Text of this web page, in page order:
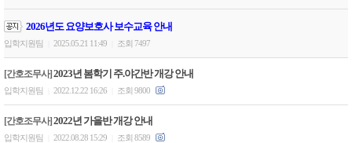
2026년도 요양보호사 보수교육 안내
입학지원팀 2025.05.21 11:49 조회 7497
[간호조무사] 2023년 봄학기 주.야간반 개강 안내
입학지원팀 2022.12.22 16:26 조회 9800
[간호조무사] 2022년 가을반 개강 안내
입학지원팀 2022.08.28 15:29 조회 8589